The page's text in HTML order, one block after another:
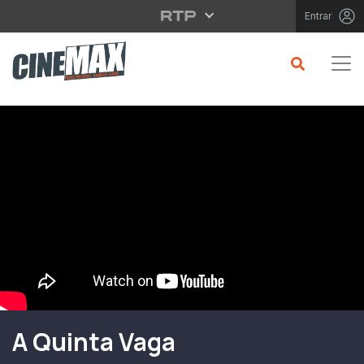
Saltar para o conteúdo principal Entrar
Filme em Cartaz
A Quinta Vaga